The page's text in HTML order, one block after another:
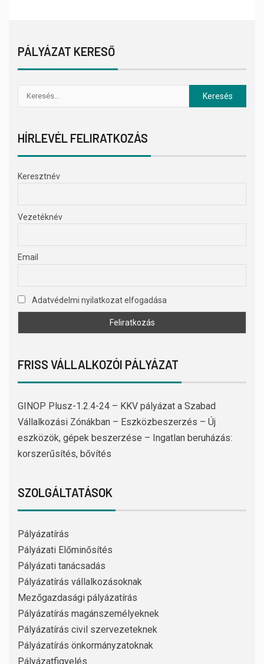
PÁLYÁZAT KERESŐ
HÍRLEVÉL FELIRATKOZÁS
Keresztnév
Vezetéknév
Email
Adatvédelmi nyilatkozat elfogadása
FRISS VÁLLALKOZÓI PÁLYÁZAT
GINOP Plusz-1.2.4-24 – KKV pályázat a Szabad
Vállalkozási Zónákban – Eszközbeszerzés – Új
eszközök, gépek beszerzése – Ingatlan beruházás:
korszerűsítés, bővítés
SZOLGÁLTATÁSOK
Pályázatírás
Pályázati Előminősítés
Pályázati tanácsadás
Pályázatírás vállalkozásoknak
Mezőgazdasági pályázatírás
Pályázatírás magánszemélyeknek
Pályázatírás civil szervezeteknek
Pályázatírás önkormányzatoknak
Pályázatfigyelés